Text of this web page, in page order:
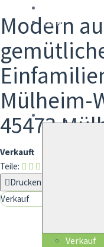
Kaufen
Leistungen
Verkauf
Modern
Mülheim-
45473
Verkauft
Teile:
Drucken
Verkauf